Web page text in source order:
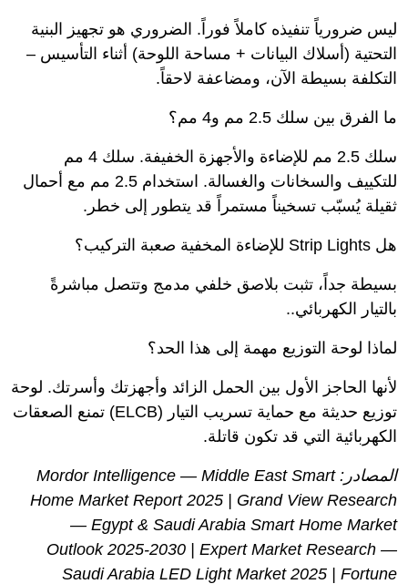
ليس ضرورياً تنفيذه كاملاً فوراً. الضروري هو تجهيز البنية
التحتية (أسلاك البيانات + مساحة اللوحة) أثناء التأسيس –
التكلفة بسيطة الآن، ومضاعفة لاحقاً.
ما الفرق بين سلك 2.5 مم و4 مم؟
سلك 2.5 مم للإضاءة والأجهزة الخفيفة. سلك 4 مم
للتكييف والسخانات والغسالة. استخدام 2.5 مم مع أحمال
ثقيلة يُسبّب تسخيناً مستمراً قد يتطور إلى خطر.
هل Strip Lights للإضاءة المخفية صعبة التركيب؟
بسيطة جداً، تثبت بلاصق خلفي مدمج وتتصل مباشرةً
بالتيار الكهربائي..
لماذا لوحة التوزيع مهمة إلى هذا الحد؟
لأنها الحاجز الأول بين الحمل الزائد وأجهزتك وأسرتك. لوحة
توزيع حديثة مع حماية تسريب التيار (ELCB) تمنع الصعقات
الكهربائية التي قد تكون قاتلة.
المصادر: Mordor Intelligence — Middle East Smart
Home Market Report 2025 | Grand View Research
— Egypt & Saudi Arabia Smart Home Market
Outlook 2025-2030 | Expert Market Research —
Saudi Arabia LED Light Market 2025 | Fortune